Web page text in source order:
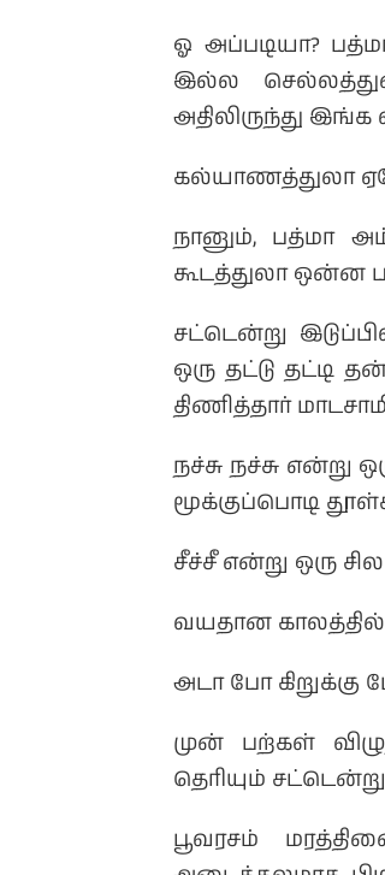
ஓ அப்படியா?
இல்ல
அதிலிருந்து
கல்யாணத்துலா
நானும், பத்மா
கூடத்துலா ஒன்ன
சட்டென்று
ஒரு தட்டு தட்டி
திணித்தார்
நச்சு நச்சு என்று
மூக்குப்பொடி
சீச்சீ என்று ஒரு
வயதான
அடா போ கிறுக்கு
முன் பற்கள்
தெரியும்
பூவரசம்